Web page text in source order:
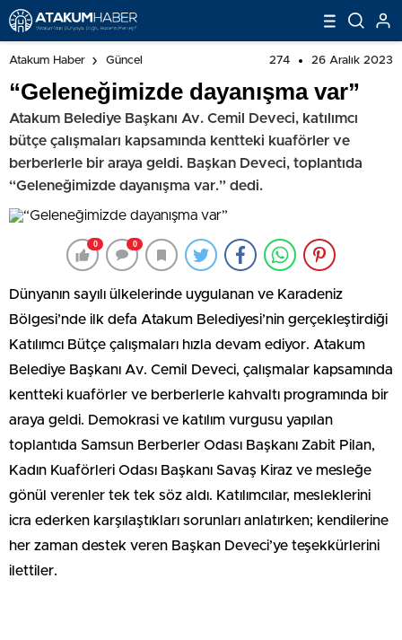
Atakum Haber Güncel 274 26 Aralık 2023
“Geleneğimizde dayanışma var”
Atakum Belediye Başkanı Av. Cemil Deveci, katılımcı
bütçe çalışmaları kapsamında kentteki kuaförler ve
berberlerle bir araya geldi. Başkan Deveci, toplantıda
“Geleneğimizde dayanışma var.” dedi.
0 0
Dünyanın sayılı ülkelerinde uygulanan ve Karadeniz
Bölgesi’nde ilk defa Atakum Belediyesi’nin gerçekleştirdiği
Katılımcı Bütçe çalışmaları hızla devam ediyor. Atakum
Belediye Başkanı Av. Cemil Deveci, çalışmalar kapsamında
kentteki kuaförler ve berberlerle kahvaltı programında bir
araya geldi. Demokrasi ve katılım vurgusu yapılan
toplantıda Samsun Berberler Odası Başkanı Zabit Pilan,
Kadın Kuaförleri Odası Başkanı Savaş Kiraz ve mesleğe
gönül verenler tek tek söz aldı. Katılımcılar, mesleklerini
icra ederken karşılaştıkları sorunları anlatırken; kendilerine
her zaman destek veren Başkan Deveci’ye teşekkürlerini
ilettiler.